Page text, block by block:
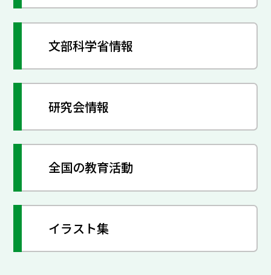
文部科学省情報
研究会情報
全国の教育活動
イラスト集